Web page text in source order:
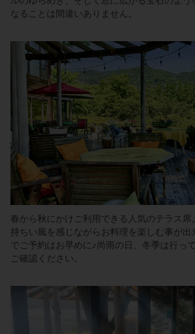
なることは間違いありません。
春から秋にかけご利用できる人気のテラス席
持ちい風を感じながらお料理を楽しむ事が
でご予約はお早めに♪尚雨の日、冬季は行っ
ご確認ください。